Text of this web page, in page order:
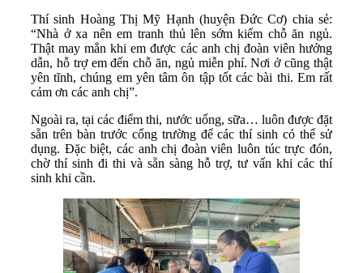
Thí sinh Hoàng Thị Mỹ Hạnh (huyện Đức Cơ) chia sẻ:
“Nhà ở xa nên em tranh thủ lên sớm kiếm chỗ ăn ngủ.
Thật may mắn khi em được các anh chị đoàn viên hướng
dẫn, hỗ trợ em đến chỗ ăn, ngủ miễn phí. Nơi ở cũng thật
yên tĩnh, chúng em yên tâm ôn tập tốt các bài thi. Em rất
cảm ơn các anh chị”.
Ngoài ra, tại các điểm thi, nước uống, sữa… luôn được đặt
sẵn trên bàn trước cổng trường để các thí sinh có thể sử
dụng. Đặc biệt, các anh chị đoàn viên luôn túc trực đón,
chờ thí sinh đi thi và sẵn sàng hỗ trợ, tư vấn khi các thí
sinh khi cần.